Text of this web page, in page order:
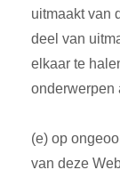
uitmaakt van
deel van
elkaar te
onderwerpen
(e) op
van deze